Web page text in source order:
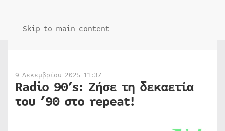
Skip to main content
9 Δεκεμβρίου 2025 11:37
Radio 90’s: Ζήσε τη δεκαετία
του ’90 στο repeat!